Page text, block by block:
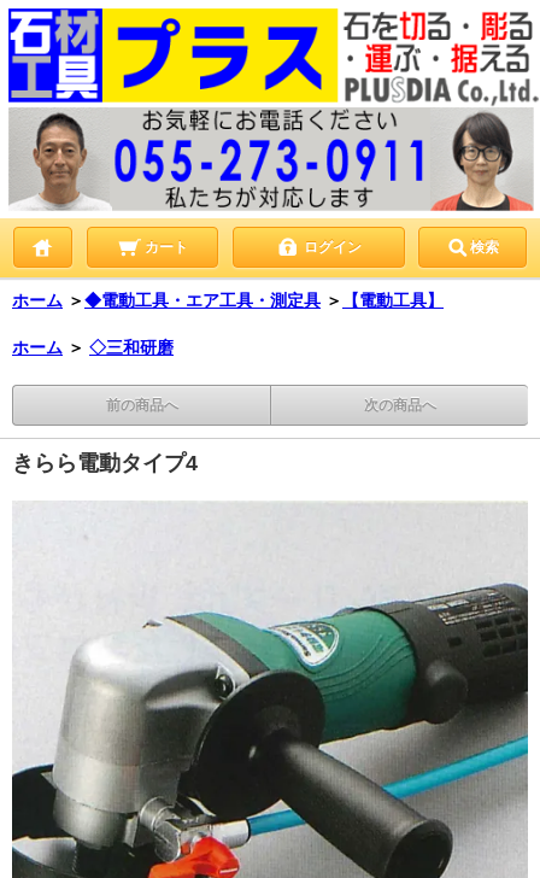
カート ログイン 検索
ホーム ＞◆電動工具・エア工具・測定具 ＞ 【電動工具】
ホーム ＞ ◇三和研磨
前の商品へ 次の商品へ
きらら電動タイプ4